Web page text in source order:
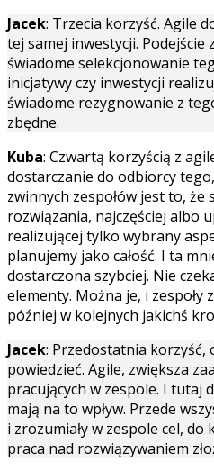
Jacek: Trzecia korzyść. Agile
tej samej inwestycji.
świadome selekcjonowanie
inicjatywy czy inwestycji
świadome rezygnowanie z
zbędne.
Kuba: Czwartą korzyścią z
dostarczanie do odbiorcy
zwinnych zespołów jest to,
rozwiązania, najczęściej albo
realizującej tylko wybrany
planujemy jako całość. I ta
dostarczona szybciej. Nie
elementy. Można je, i zespoły
później w kolejnych jakichś
Jacek: Przedostatnia korzyść,
powiedzieć. Agile, zwiększa
pracujących w zespole. I tutaj
mają na to wpływ. Przede
i zrozumiały w zespole cel,
praca nad rozwiązywaniem